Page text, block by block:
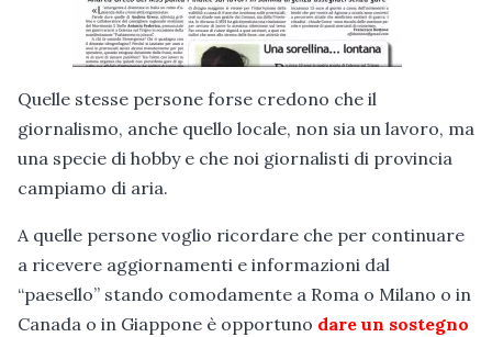
Quelle stesse persone forse credono che il
giornalismo, anche quello locale, non sia un lavoro, ma
una specie di hobby e che noi giornalisti di provincia
campiamo di aria.
A quelle persone voglio ricordare che per continuare
a ricevere aggiornamenti e informazioni dal
“paesello” stando comodamente a Roma o Milano o in
Canada o in Giappone è opportuno dare un sostegno